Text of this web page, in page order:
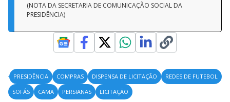
(NOTA DA SECRETARIA DE COMUNICAÇÃO SOCIAL DA
PRESIDÊNCIA)
PRESIDÊNCIA COMPRAS DISPENSA DE LICITAÇÃO
REDES DE FUTEBOL
SOFÁS
CAMA PERSIANAS LICITAÇÃO